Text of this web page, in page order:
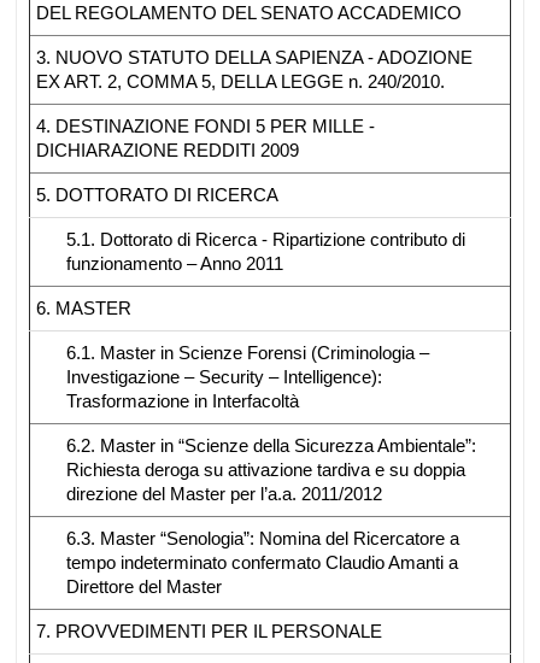
DEL REGOLAMENTO DEL SENATO ACCADEMICO
3. NUOVO STATUTO DELLA SAPIENZA - ADOZIONE
EX ART. 2, COMMA 5, DELLA LEGGE n. 240/2010.
4. DESTINAZIONE FONDI 5 PER MILLE -
DICHIARAZIONE REDDITI 2009
5. DOTTORATO DI RICERCA
5.1. Dottorato di Ricerca - Ripartizione contributo di
funzionamento – Anno 2011
6. MASTER
6.1. Master in Scienze Forensi (Criminologia –
Investigazione – Security – Intelligence):
Trasformazione in Interfacoltà
6.2. Master in “Scienze della Sicurezza Ambientale”:
Richiesta deroga su attivazione tardiva e su doppia
direzione del Master per l’a.a. 2011/2012
6.3. Master “Senologia”: Nomina del Ricercatore a
tempo indeterminato confermato Claudio Amanti a
Direttore del Master
7. PROVVEDIMENTI PER IL PERSONALE